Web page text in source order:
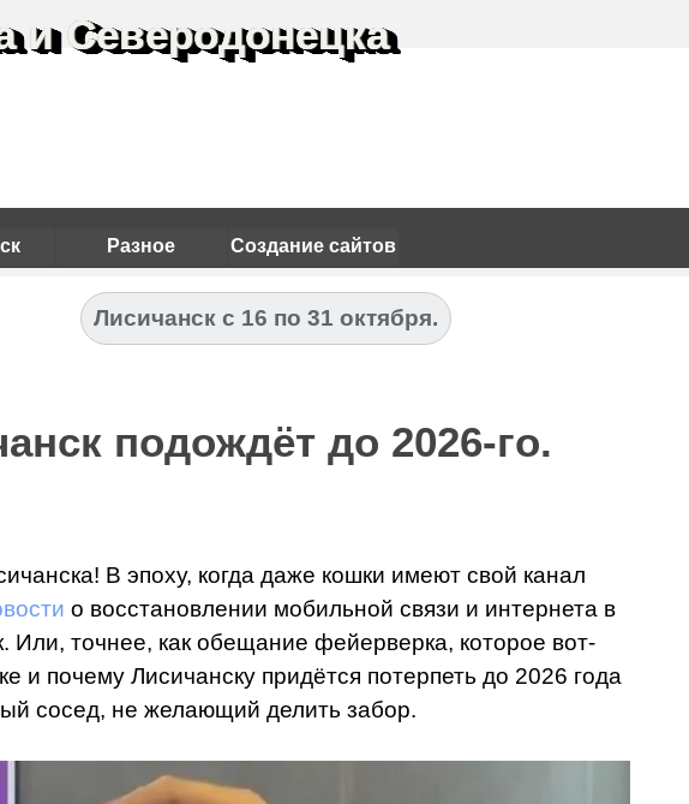
Разное Создание сайтов
и Северодонецка
Лисичанск с 16 по 31 октября.
подождёт до 2026-го.
В эпоху, когда даже кошки имеют свой канал
о восстановлении мобильной связи и интернета в
точнее, как обещание фейерверка, которое вот-
и почему Лисичанску придётся потерпеть до 2026 года
сосед, не желающий делить забор.